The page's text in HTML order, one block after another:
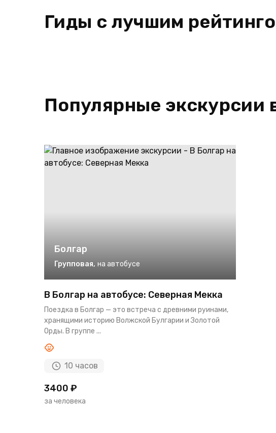
Гиды с лучшим
Популярные экскурсии
Болгар
Групповая, на автобусе
В Болгар на автобусе: Северная Мекка
Поездка в Болгар — это встреча с древними руинами,
хранящими историю Волжской Булгарии и Золотой
Орды. В группе ...
10 часов
3400 ₽
за человека